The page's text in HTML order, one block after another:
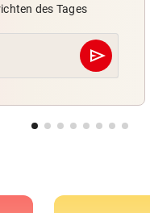
des Tages
send
Abschicken